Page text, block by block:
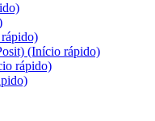
(Início rápido)
rápido)